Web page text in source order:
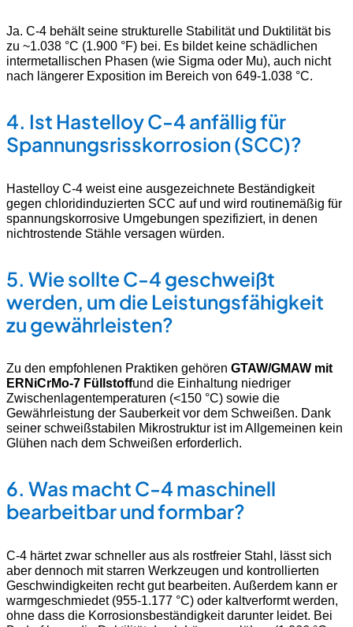
Ja. C-4 behält seine strukturelle Stabilität und Duktilität bis
zu ~1.038 °C (1.900 °F) bei. Es bildet keine schädlichen
intermetallischen Phasen (wie Sigma oder Mu), auch nicht
nach längerer Exposition im Bereich von 649-1.038 °C.
4. IstHastelloy C-4anfällig für
Spannungsrisskorrosion (SCC)?
Hastelloy C-4 weist eine ausgezeichnete Beständigkeit
gegen chloridinduzierten SCC auf und wird routinemäßig für
spannungskorrosive Umgebungen spezifiziert, in denen
nichtrostende Stähle versagen würden.
5. Wie sollte C-4 geschweißt
werden, um die Leistungsfähigkeit
zu gewährleisten?
Zu den empfohlenen Praktiken gehören GTAW/GMAW mit
ERNiCrMo-7 Füllstoffund die Einhaltung niedriger
Zwischenlagentemperaturen (<150 °C) sowie die
Gewährleistung der Sauberkeit vor dem Schweißen. Dank
seiner schweißstabilen Mikrostruktur ist im Allgemeinen kein
Glühen nach dem Schweißen erforderlich.
6. Was macht C-4 maschinell
bearbeitbar und formbar?
C-4 härtet zwar schneller aus als rostfreier Stahl, lässt sich
aber dennoch mit starren Werkzeugen und kontrollierten
Geschwindigkeiten recht gut bearbeiten. Außerdem kann er
warmgeschmiedet (955-1.177 °C) oder kaltverformt werden,
ohne dass die Korrosionsbeständigkeit darunter leidet. Bei